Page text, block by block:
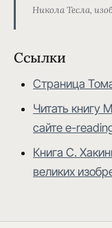
Никола Тесла,
Ссылки
Страница
Читать книгу
сайте e-
Книга С.
великих